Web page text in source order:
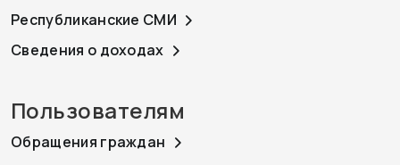
Республиканские СМИ
Сведения о доходах
Пользователям
Обращения граждан